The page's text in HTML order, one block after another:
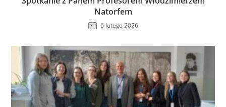
Natorfem
6 lutego 2026